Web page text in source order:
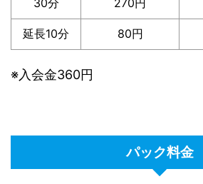
30分 270円
延長10分 80円
※入会金360円
パック料金